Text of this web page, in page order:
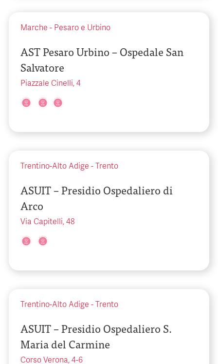
Marche - Pesaro e Urbino
AST Pesaro Urbino – Ospedale San
Salvatore
Piazzale Cinelli, 4
Trentino-Alto Adige - Trento
ASUIT – Presidio Ospedaliero di
Arco
Via Capitelli, 48
Trentino-Alto Adige - Trento
ASUIT – Presidio Ospedaliero S.
Maria del Carmine
Corso Verona, 4-6